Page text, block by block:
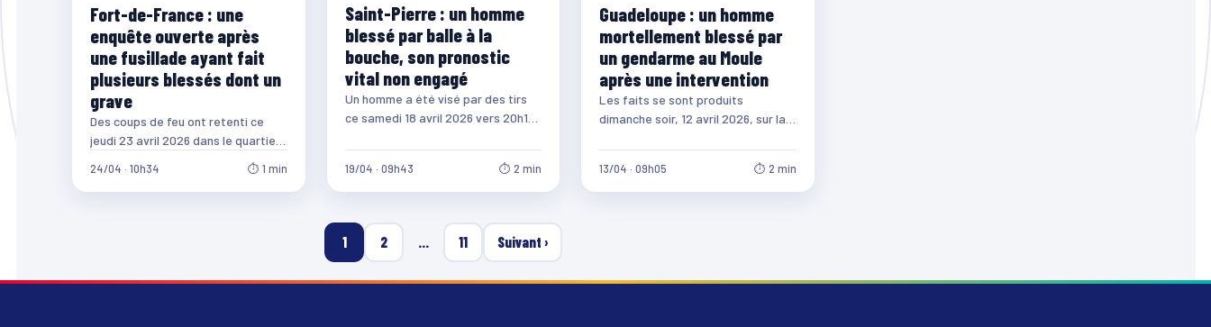
Fort-de-France : une
enquête ouverte après
une fusillade ayant fait
plusieurs blessés dont un
grave
Des coups de feu ont retenti ce
jeudi 23 avril 2026 dans le quartier
Plusieurs…
24/04 · 10h34 ⏱ 1 min
Saint-Pierre : un homme
blessé par balle à la
bouche, son pronostic
vital non engagé
Un homme a été visé par des tirs
ce samedi 18 avril 2026 vers 20h14,
19/04 · 09h43 ⏱ 2 min
Guadeloupe : un homme
mortellement blessé par
un gendarme au Moule
après une intervention
Les faits se sont produits
dimanche soir, 12 avril 2026, sur la
13/04 · 09h05 ⏱ 2 min
1 2 … 11 Suivant ›